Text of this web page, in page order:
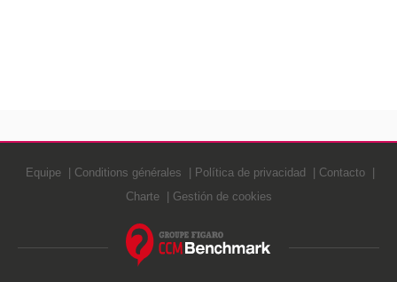
Equipe Conditions générales Política de privacidad
Contacto
Charte
Gestión de cookies